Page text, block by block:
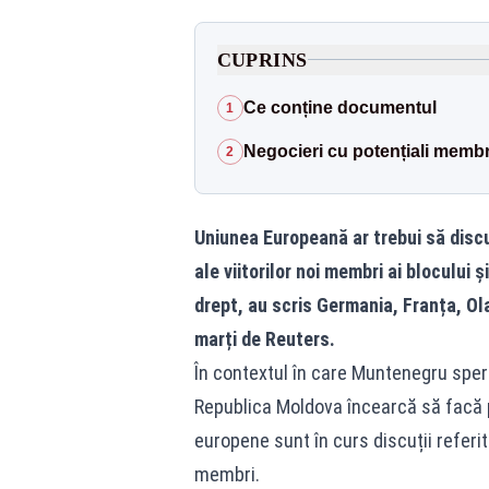
CUPRINS
1 Ce conține documentul
2 Negocieri cu potențiali
Uniunea Europeană ar trebui să
ale viitorilor noi membri ai blocului
drept, au scris Germania, Franța,
marți de Reuters.
În contextul în care Muntenegru
Republica Moldova încearcă să
europene sunt în curs discuții
membri.